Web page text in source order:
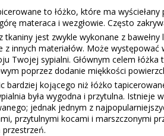
to łóżko, które ma
materaca i wezgłowie. Często
tkaniny jest zwykle wykonane z
z innych materiałów. Może
Twojej sypialni. Głównym celem
poprzez dodanie miękkości
bardziej kojącego niż łóżko
była wygodna i przytulna. Istnieje
jednak jednym z
przytulnymi kocami i marszczonymi
przestrzeń.